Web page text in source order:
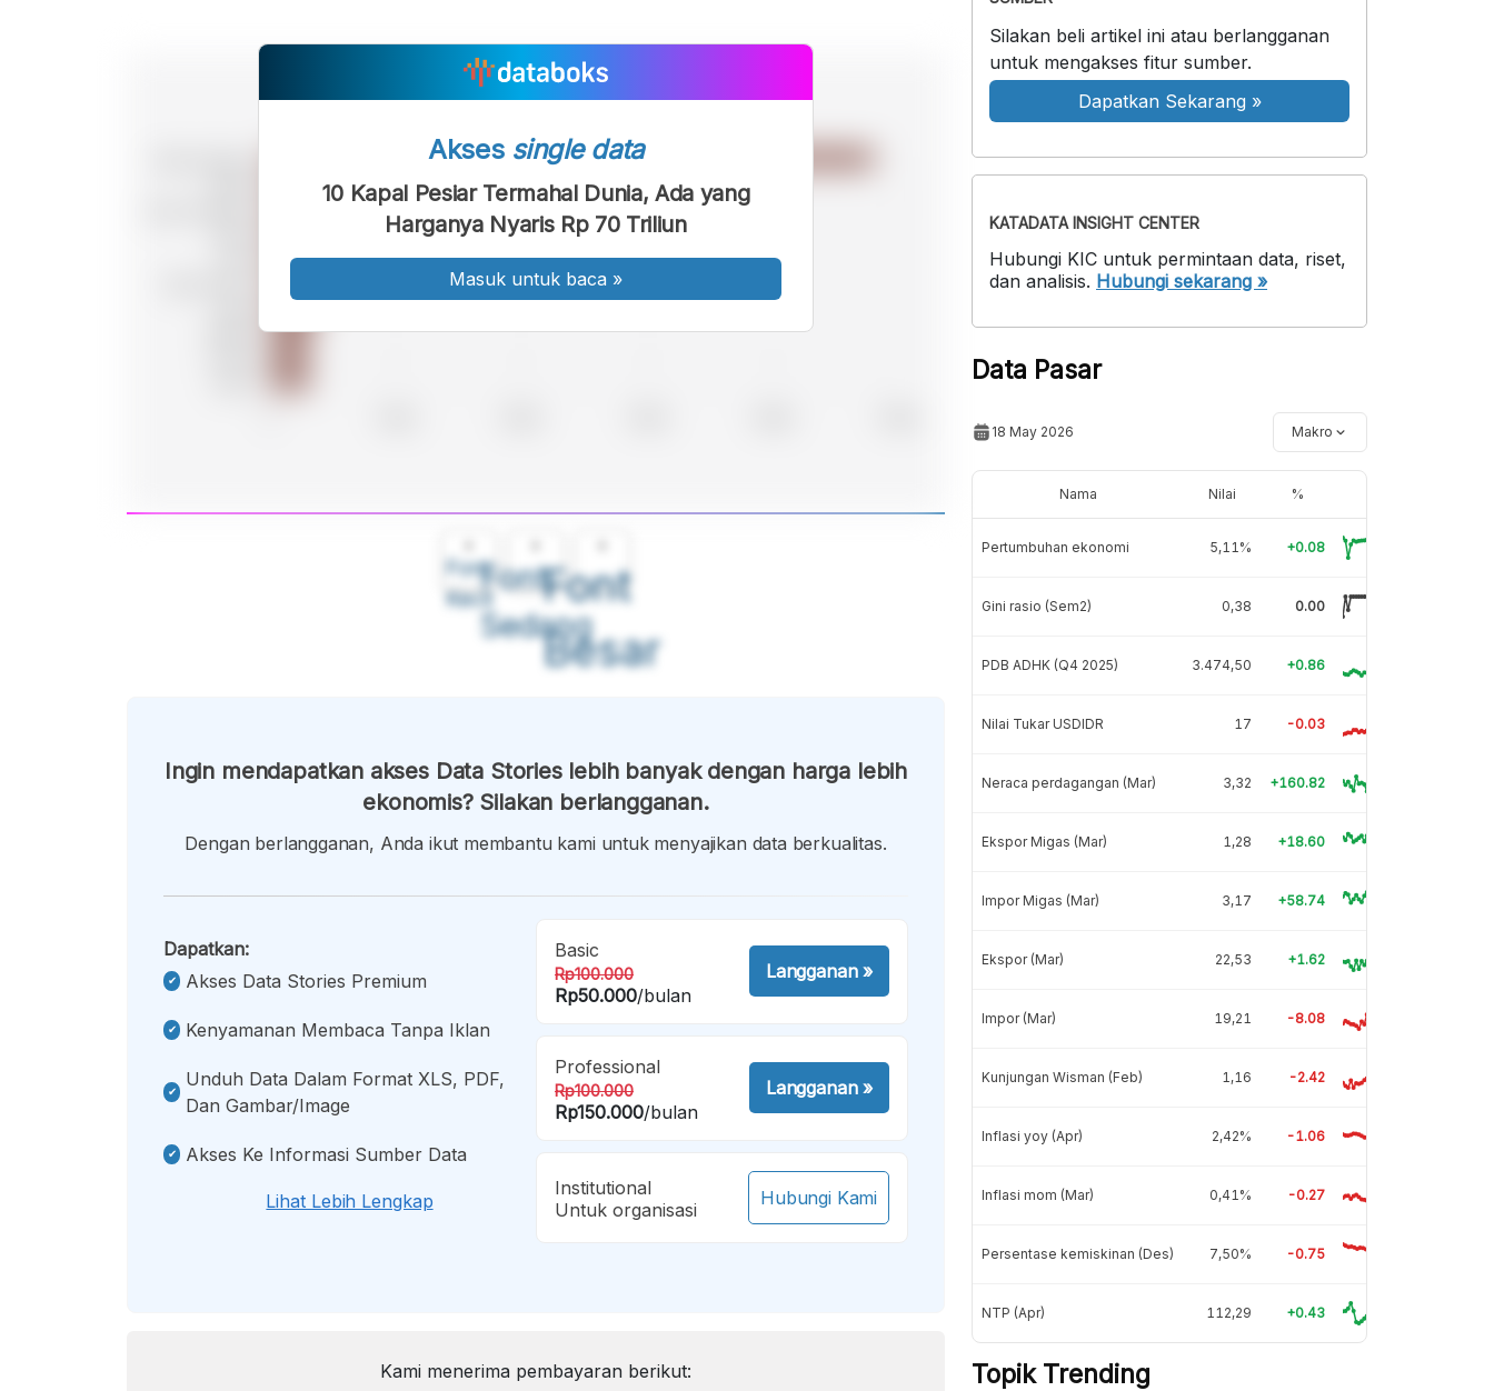
Font
Kecil
Font
Sedang
Font
Besar
Akses single data
10 Kapal Pesiar Termahal Dunia, Ada yang
Harganya Nyaris Rp 70 Triliun
Masuk untuk baca »
Ingin mendapatkan akses Data Stories lebih banyak dengan harga lebih
ekonomis? Silakan berlangganan.
Dengan berlangganan, Anda ikut membantu kami untuk menyajikan data berkualitas.
Dapatkan:
Akses Data Stories Premium
Kenyamanan Membaca Tanpa Iklan
Unduh Data Dalam Format XLS, PDF,
Dan Gambar/image
Akses Ke Informasi Sumber Data
Lihat Lebih Lengkap
Basic
Rp100.000
Rp50.000/bulan
Langganan»
Professional
Rp100.000
Rp150.000/bulan
Langganan»
Institutional
Untuk organisasi
Hubungi Kami
Kami menerima pembayaran berikut:
Silakan beli artikel ini atau berlangganan
untuk mengakses fitur sumber.
Dapatkan Sekarang »
KATADATA INSIGHT CENTER
Hubungi KIC untuk permintaan data, riset,
dan analisis. Hubungi sekarang »
Data Pasar
18 May 2026 Makro
Nama Nilai %
Pertumbuhan ekonomi 5,11% +0.08
Gini rasio (Sem2) 0,38 0.00
PDB ADHK (Q4 2025) 3.474,50 +0.86
Nilai Tukar USDIDR 17 -0.03
Neraca perdagangan (Mar) 3,32 +160.82
Ekspor Migas (Mar) 1,28 +18.60
Impor Migas (Mar) 3,17 +58.74
Ekspor (Mar) 22,53 +1.62
Impor (Mar) 19,21 -8.08
Kunjungan Wisman (Feb) 1,16 -2.42
Inflasi yoy (Apr) 2,42% -1.06
Inflasi mom (Mar) 0,41% -0.27
Persentase kemiskinan (Des) 7,50% -0.75
NTP (Apr) 112,29 +0.43
Topik Trending